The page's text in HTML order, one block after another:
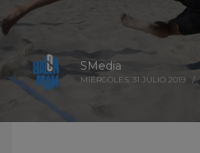
SMedia
MIÉRCOLES, 31 JULIO 2019 /